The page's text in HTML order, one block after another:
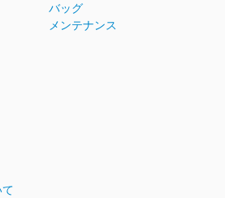
バッグ
メンテナンス